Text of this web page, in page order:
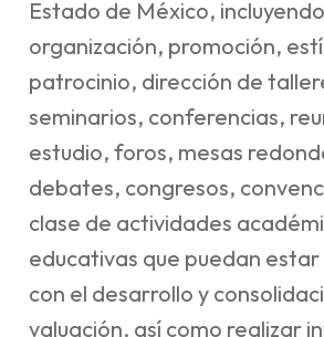
Estado de México,
organización, promoción,
patrocinio, dirección de
seminarios, conferencias,
estudio, foros, mesas
debates, congresos,
clase de actividades
educativas que puedan
con el desarrollo y
valuación, así como realizar